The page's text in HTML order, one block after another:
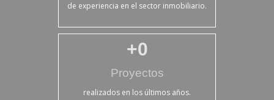
de experiencia en el sector inmobiliario.
+0
Proyectos
realizados en los últimos años.